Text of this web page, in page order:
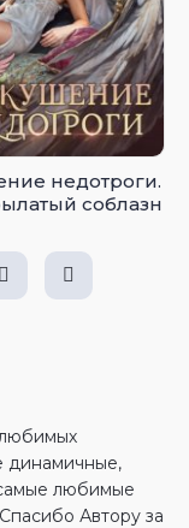
недотроги.
соблазн
динамичные,
любимые
Автору за